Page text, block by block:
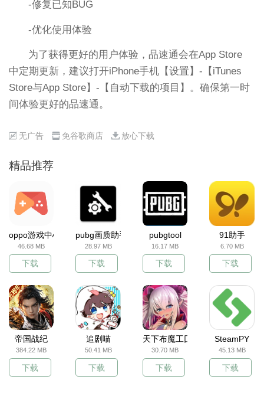
-修复已知BUG
-优化使用体验
为了获得更好的用户体验，品速通会在App Store
中定期更新，建议打开iPhone手机【设置】-【iTunes
Store与App Store】-【自动下载的项目】。确保第一时
间体验更好的品速通。
无广告 免谷歌商店 放心下载
精品推荐
oppo游戏中心
46.68 MB
下载
pubg画质助手
28.97 MB
下载
pubgtool
16.17 MB
下载
91助手
6.70 MB
下载
帝国战纪
384.22 MB
下载
追剧喵
50.41 MB
下载
天下布魔工囗服
30.70 MB
下载
SteamPY
45.13 MB
下载